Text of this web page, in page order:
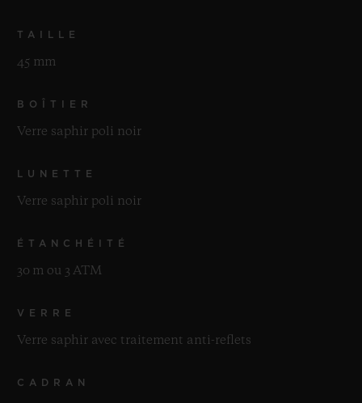
TAILLE
45 mm
BOÎTIER
Verre saphir poli noir
LUNETTE
Verre saphir poli noir
ÉTANCHÉITÉ
30 m ou 3 ATM
VERRE
Verre saphir avec traitement anti-reflets
CADRAN